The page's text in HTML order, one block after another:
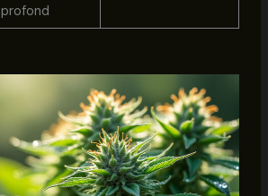
profond